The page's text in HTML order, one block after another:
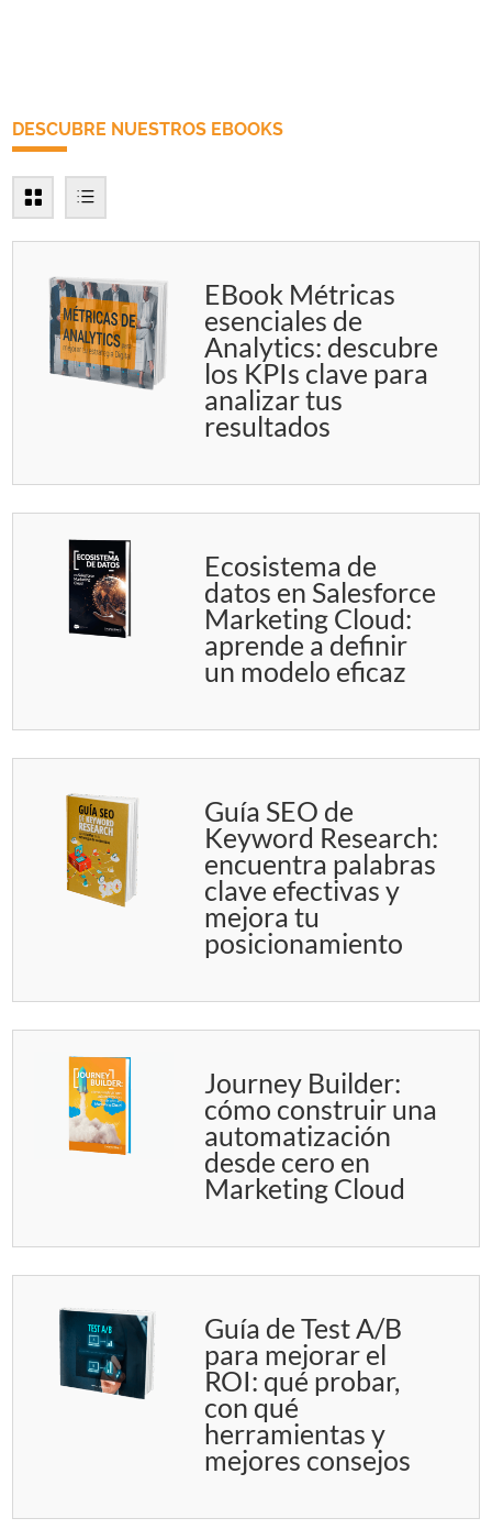
DESCUBRE NUESTROS EBOOKS
EBook Métricas
esenciales de
Analytics: descubre
los KPIs clave para
analizar tus
resultados
Ecosistema de
datos en Salesforce
Marketing Cloud:
aprende a definir
un modelo eficaz
Guía SEO de
Keyword Research:
encuentra palabras
clave efectivas y
mejora tu
posicionamiento
Journey Builder:
cómo construir una
automatización
desde cero en
Marketing Cloud
Guía de Test A/B
para mejorar el
ROI: qué probar,
con qué
herramientas y
mejores consejos